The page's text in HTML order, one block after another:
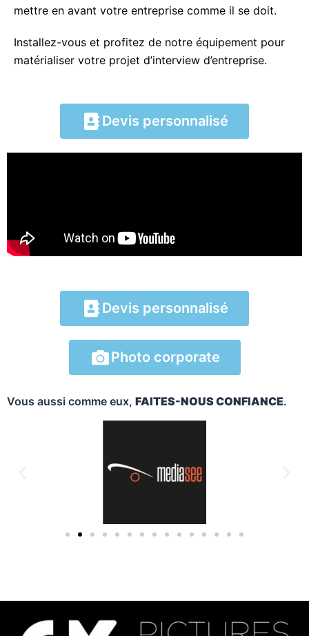
mettre en avant votre entreprise comme il se doit.
Installez-vous et profitez de notre équipement pour
matérialiser votre projet d’interview d’entreprise.
Devis personnalisé
Devis personnalisé
Photo corporate
Vous aussi comme eux, FAITES-NOUS CONFIANCE.